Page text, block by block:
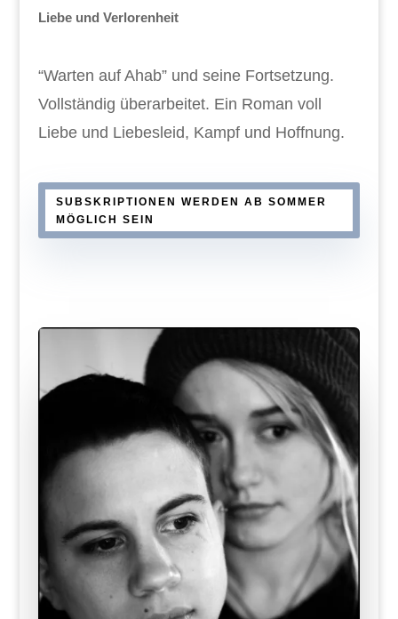
Liebe und Verlorenheit
“Warten auf Ahab” und seine Fortsetzung.
Vollständig überarbeitet. Ein Roman voll
Liebe und Liebesleid, Kampf und Hoffnung.
SUBSKRIPTIONEN WERDEN AB SOMMER
MÖGLICH SEIN